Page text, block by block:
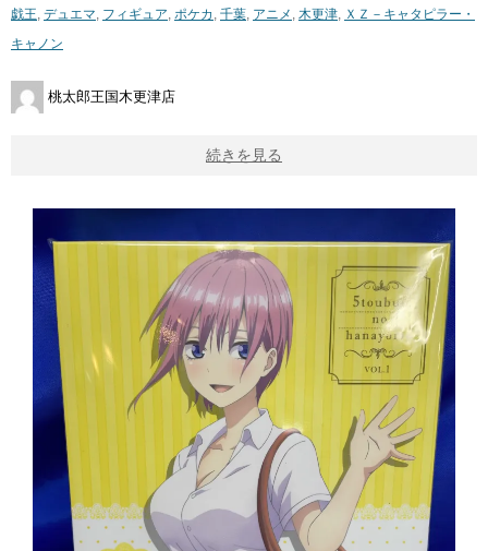
戯王 デュエマ フィギュア ポケカ 千葉 アニメ 木更津
ＸＺ－キャタピラー・
キャノン
桃太郎王国木更津店
続きを見る